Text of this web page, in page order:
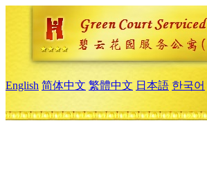
English 简体中文 繁體中文 日本語 한국어